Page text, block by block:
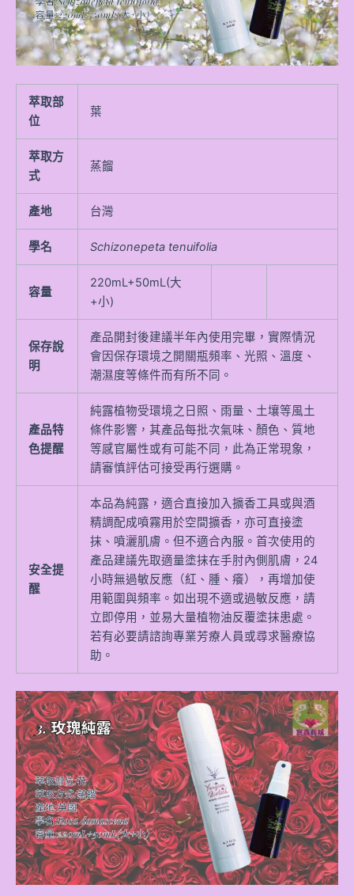
萃取部
位
葉
萃取方
式
蒸餾
產地 台灣
學名 Schizonepeta tenuifolia
容量
220mL+50mL(大
+小)
保存說
明
產品開封後建議半年內使用完畢，實際情況
會因保存環境之開關瓶頻率、光照、溫度、
潮濕度等條件而有所不同。
產品特
色提醒
純露植物受環境之日照、雨量、土壤等風土
條件影響，其產品每批次氣味、顏色、質地
等感官屬性或有可能不同，此為正常現象，
請審慎評估可接受再行選購。
安全提
醒
本品為純露，適合直接加入擴香工具或與酒
精調配成噴霧用於空間擴香，亦可直接塗
抹、噴灑肌膚。但不適合內服。首次使用的
產品建議先取適量塗抹在手肘內側肌膚，24
小時無過敏反應（紅、腫、癢），再增加使
用範圍與頻率。如出現不適或過敏反應，請
立即停用，並易大量植物油反覆塗抹患處。
若有必要請諮詢專業芳療人員或尋求醫療協
助。